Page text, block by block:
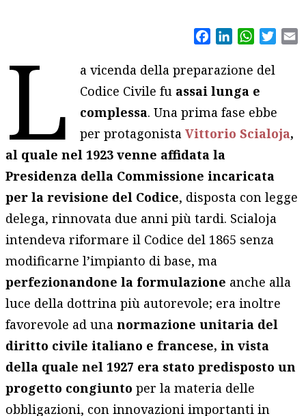
FacebookLinkedIn
L
a vicenda della preparazione del
Codice Civile fu assai lunga e
complessa. Una prima fase ebbe
per protagonistaVittorio Scialoja,
al quale nel 1923 venne affidata la
Presidenza della Commissione incaricata
per la revisione del Codice, disposta con legge
delega, rinnovata due anni più tardi. Scialoja
intendeva riformare il Codice del 1865 senza
modificarne l’impianto di base, ma
perfezionandone la formulazione anche alla
luce della dottrina più autorevole; era inoltre
favorevole ad unanormazione unitaria del
diritto civile italiano e francese, in vista
della quale nel 1927 era stato predisposto un
progetto congiuntoper la materia delle
obbligazioni, con innovazioni importanti in